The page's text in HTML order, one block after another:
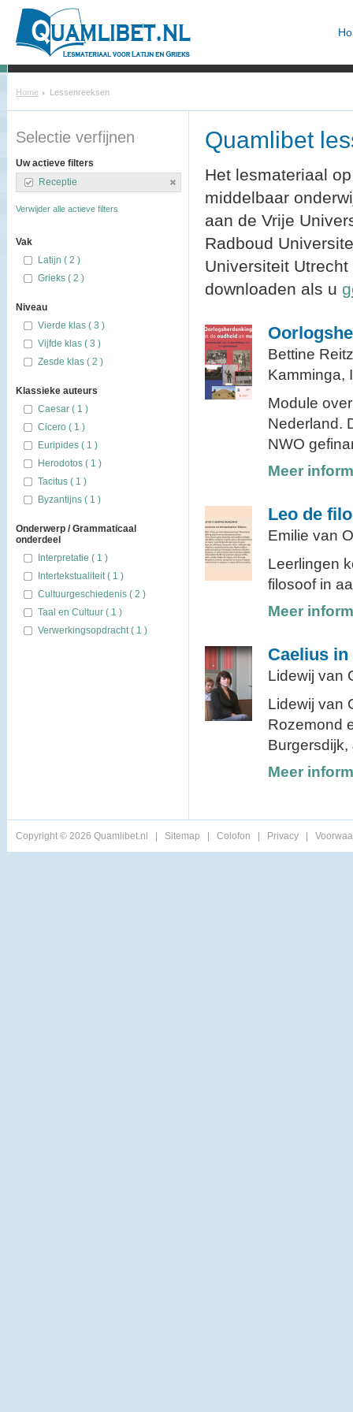
Home Lessenreeksen
Selectie verfijnen
Uw actieve filters
Receptie
Verwijder alle actieve filters
Vak
Latijn ( 2 )
Grieks ( 2 )
Niveau
Vierde klas ( 3 )
Vijfde klas ( 3 )
Zesde klas ( 2 )
Klassieke auteurs
Caesar ( 1 )
Cicero ( 1 )
Euripides ( 1 )
Herodotos ( 1 )
Tacitus ( 1 )
Byzantijns ( 1 )
Onderwerp / Grammaticaal
onderdeel
Interpretatie ( 1 )
Intertekstualiteit ( 1 )
Cultuurgeschiedenis ( 2 )
Taal en Cultuur ( 1 )
Verwerkingsopdracht ( 1 )
Quamlibet
Het lesmateriaal
middelbaar
aan de Vrije
Radboud
Universiteit
downloaden als u
Bettine
Kamminga,
Module
Nederland.
NWO
Meer
Leo de
Emilie van
Leerlingen
filosoof in
Meer
Caelius
Lidewij van
Lidewij van
Rozemond
Meer
Copyright © 2026 Quamlibet.nl Sitemap Colofon Privacy